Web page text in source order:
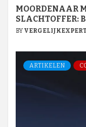
MOORDENAAR
SLACHTOFFER:
BY
ARTIKELEN